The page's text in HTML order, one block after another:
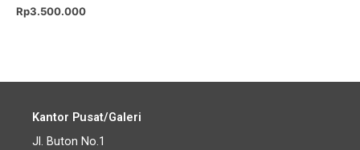
Rp3.500.000
Kantor Pusat/Galeri
Jl. Buton No.1